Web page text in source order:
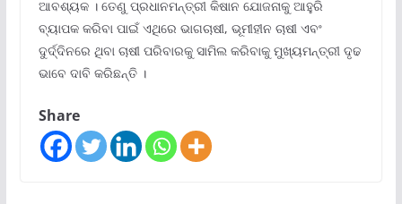
ଆବଶ୍ୟକ । ତେଣୁ ପ୍ରଧାନମନ୍ତ୍ରୀ କିଷାନ ଯୋଜନାକୁ ଆହୁରି
ବ୍ୟାପକ କରିବା ପାଇଁ ଏଥିରେ ଭାଗଚାଷୀ, ଭୂମୀହୀନ ଚାଷୀ ଏବଂ
ଦୁର୍ଦ୍ଦିନରେ ଥିବା ଚାଷୀ ପରିବାରକୁ ସାମିଲ କରିବାକୁ ମୁଖ୍ୟମନ୍ତ୍ରୀ ଦୃଢ
ଭାବେ ଦାବି କରିଛନ୍ତି ।
Share